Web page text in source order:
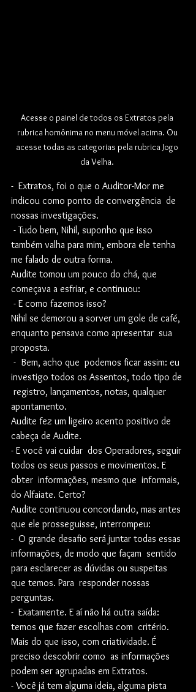
Acesse o painel de todos os Extratos pela
rubrica homônima no menu móvel acima. Ou
acesse todas as categorias pela rubrica Jogo
da Velha.
-  Extratos, foi o que o Auditor-Mor me
indicou como ponto de convergência  de
nossas investigações.
também valha para mim, embora ele tenha
me falado de outra forma.
Audite tomou um pouco do chá, que
começava a esfriar, e continuou:
- E como fazemos isso?
Nihil se demorou a sorver um gole de café,
enquanto pensava como apresentar  sua
proposta.
investigo todos os Assentos, todo tipo de
registro, lançamentos, notas, qualquer
apontamento.
Audite fez um ligeiro acento positivo de
cabeça de Audite.
- E você vai cuidar  dos Operadores, seguir
todos os seus passos e movimentos. E
obter  informações, mesmo que  informais,
do Alfaiate. Certo?
Audite continuou concordando, mas antes
que ele prosseguisse, interrompeu:
-  O grande desafio será juntar todas essas
informações, de modo que façam  sentido
para esclarecer as dúvidas ou suspeitas
que temos. Para  responder nossas
perguntas.
-  Exatamente. E aí não há outra saída:
temos que fazer escolhas com  critério.
Mais do que isso, com criatividade. É
preciso descobrir como  as informações
podem ser agrupadas em Extratos.
- Você já tem alguma ideia, alguma pista